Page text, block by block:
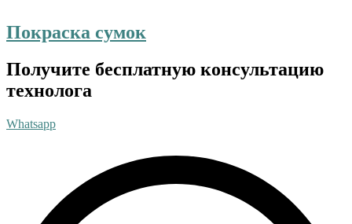
Покраска сумок
Получите бесплатную консультацию
технолога
Whatsapp